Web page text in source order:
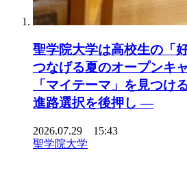
聖学院大学は高校生の「
つなげる夏のオープンキ
「マイテーマ」を見つけ
進路選択を後押し ―
2026.07.29 15:43
聖学院大学